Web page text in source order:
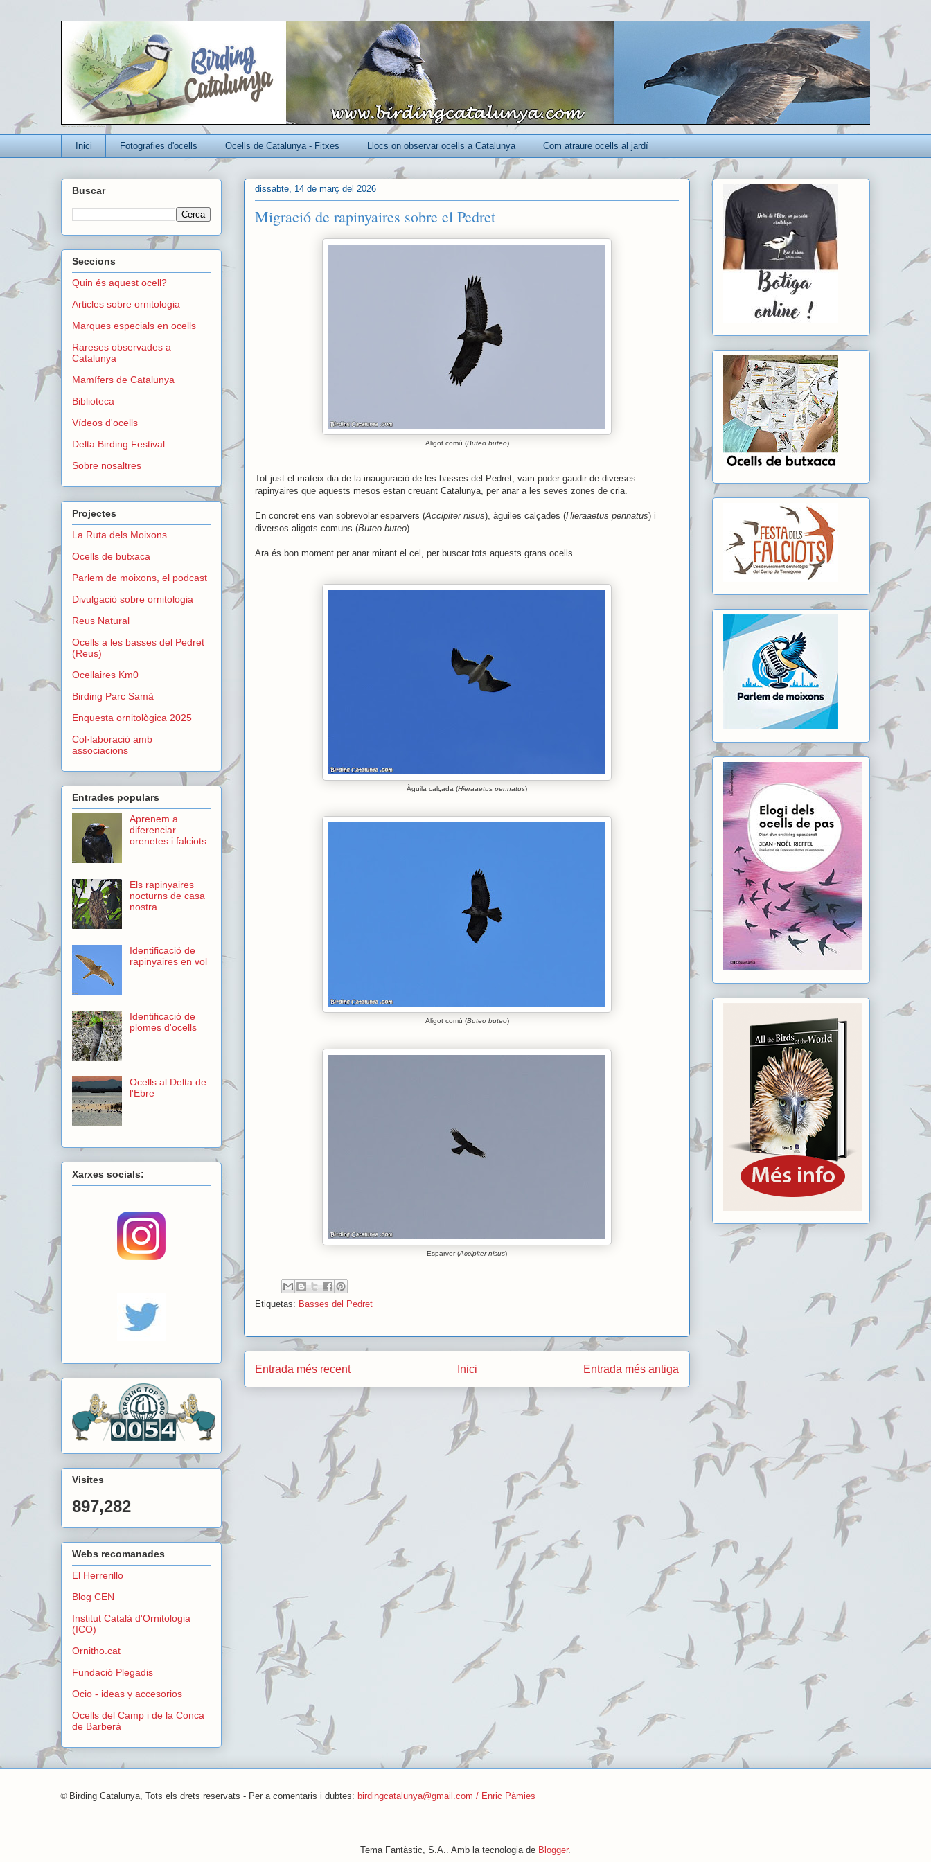
Un blog per conèixer millor els ocells que viuen a Catalunya
Inici Fotografies d'ocells Ocells de Catalunya - Fitxes Llocs on observar ocells a Catalunya Com atraure ocells al jardí
dissabte, 14 de març del 2026
Migració de rapinyaires sobre el Pedret
Aligot comú (Buteo buteo)
Tot just el mateix dia de la inauguració de les basses del Pedret, vam poder gaudir de diverses
rapinyaires que aquests mesos estan creuant Catalunya, per anar a les seves zones de cria.
En concret ens van sobrevolar esparvers (Accipiter nisus), àguiles calçades (Hieraaetus pennatus) i
diversos aligots comuns (Buteo buteo).
Ara és bon moment per anar mirant el cel, per buscar tots aquests grans ocells.
Àguila calçada (Hieraaetus pennatus)
Aligot comú (Buteo buteo)
Esparver (Accipiter nisus)
Etiquetas: Basses del Pedret
Entrada més recent Entrada més antiga
Inici
Buscar
Seccions
Quin és aquest ocell?
Articles sobre ornitologia
Marques especials en ocells
Rareses observades a
Catalunya
Mamífers de Catalunya
Biblioteca
Vídeos d'ocells
Delta Birding Festival
Sobre nosaltres
Projectes
La Ruta dels Moixons
Ocells de butxaca
Parlem de moixons, el podcast
Divulgació sobre ornitologia
Reus Natural
Ocells a les basses del Pedret
(Reus)
Ocellaires Km0
Birding Parc Samà
Enquesta ornitològica 2025
Col·laboració amb
associacions
Entrades populars
Aprenem a
diferenciar
orenetes i falciots
Els rapinyaires
nocturns de casa
nostra
Identificació de
rapinyaires en vol
Identificació de
plomes d'ocells
Ocells al Delta de
l'Ebre
Xarxes socials:
Visites
897,282
Webs recomanades
El Herrerillo
Blog CEN
Institut Català d'Ornitologia
(ICO)
Ornitho.cat
Fundació Plegadis
Ocio - ideas y accesorios
Ocells del Camp i de la Conca
de Barberà
© Birding Catalunya, Tots els drets reservats - Per a comentaris i dubtes: birdingcatalunya@gmail.com / Enric Pàmies
Tema Fantàstic, S.A.. Amb la tecnologia de Blogger.